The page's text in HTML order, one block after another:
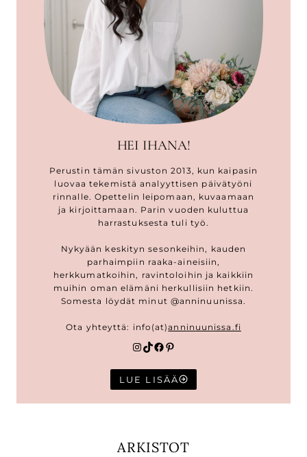
HEI IHANA!
Perustin tämän sivuston 2013, kun kaipasin
luovaa tekemistä analyyttisen päivätyöni
rinnalle. Opettelin leipomaan, kuvaamaan
ja kirjoittamaan. Parin vuoden kuluttua
harrastuksesta tuli työ.
Nykyään keskityn sesonkeihin, kauden
parhaimpiin raaka-aineisiin,
herkkumatkoihin, ravintoloihin ja kaikkiin
muihin oman elämäni herkullisiin hetkiin.
Somesta löydät minut @anninuunissa.
Ota yhteyttä: info(at)anninuunissa.fi
Instagram
TikTok
Facebook
Pinterest
LUE LISÄÄ
ARKISTOT